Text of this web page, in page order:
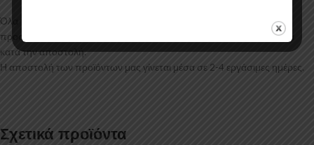
Όλα τα προϊόντα μας συσκευάζονται και αποστέλλονται με
προστατευτικό νάιλον μέσα στο κουτί τους για μεγαλύτερη ασφάλεια
κατά την αποστολή.
Η αποστολή των προϊόντων μας γίνεται μέσα σε 2-4 εργάσιμες ημέρες.
Σχετικά προϊόντα